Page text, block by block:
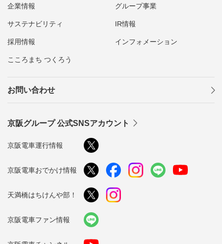
企業情報 グループ事業
サステナビリティ IR情報
採用情報 インフォメーション
こころまち つくろう
お問い合わせ
京阪グループ 公式SNSアカウント
京阪電車運行情報
京阪電車おでかけ情報
天満橋はちけんや部！
京阪電車ファン情報